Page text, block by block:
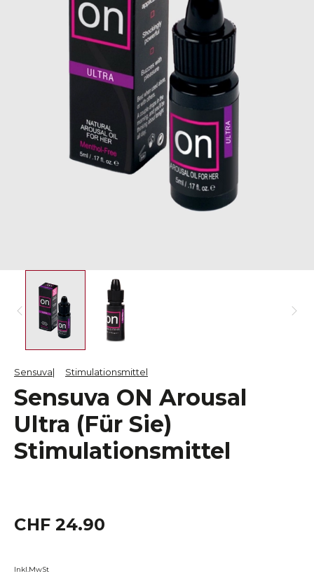
Sensuva Stimulationsmittel
Sensuva ON Arousal
Ultra (Für Sie)
Stimulationsmittel
CHF 24.90
Inkl.MwSt